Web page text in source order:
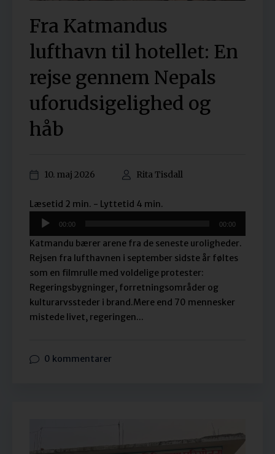
Fra Katmandus
lufthavn til hotellet: En
rejse gennem Nepals
uforudsigelighed og
håb
10. maj 2026 Rita Tisdall
Læsetid 2 min. - Lyttetid 4 min.
00:00 00:00
Katmandu bærer arene fra de seneste uroligheder.
Rejsen fra lufthavnen i september sidste år føltes
som en filmrulle med voldelige protester:
Regeringsbygninger, forretningsområder og
kulturarvssteder i brand.Mere end 70 mennesker
mistede livet, regeringen...
0 kommentarer